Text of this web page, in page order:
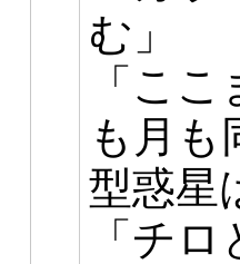
む」
「こ
も月も
型惑星
「チ